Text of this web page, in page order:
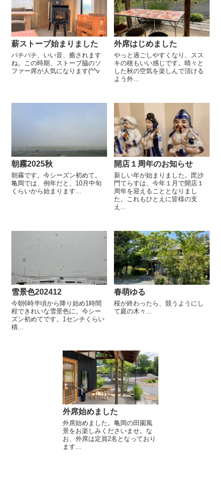
薪ストーブ始まりました
パチパチ、いい音、癒されます
ね。この時期、ストーブ脇のソ
ファー席が人気になります(^^v
外席はじめました
やっと過ごしやすくなり、スス
キの穂もいい感じです。晴々と
した秋の空気を楽しんで頂ける
よう外...
朝霧2025秋
朝霧です。今シーズン初めて。
亀岡では、例年だと、10月中旬
くらいから始まります...
開店１周年のお知らせ
新しい年が始まりました。毘沙
門てらすは、今年１月で開店１
周年を迎えることとなりまし
た。これもひとえに皆様の支
え...
雪景色202412
今朝6時半頃から降り始め1時間
程できれいな雪景色に。今シー
ズン初めてです。1センチくらい
積...
春萌ゆる
桜が終わったら、競うようにし
て庭の木々...
外席始めました
外席始めました。亀岡の田園風
景をお楽しみくださいませ。な
お、外席は定員2名となっており
ます...